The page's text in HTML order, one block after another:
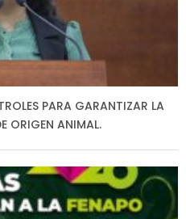
PARA GARANTIZAR LA
ORIGEN ANIMAL.